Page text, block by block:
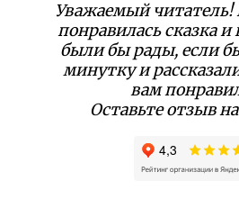
Уважаемый читатель!
понравилась сказка
были бы рады, если
минутку и
вам
Оставьте отзыв